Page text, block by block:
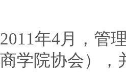
2011年4月，管
商学院协会），